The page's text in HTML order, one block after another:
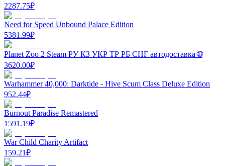
2287.75₽
Need for Speed Unbound Palace Edition
5381.99₽
Planet Zoo 2 Steam РУ КЗ УКР ТР РБ СНГ автодоставка 🌐
3620.00₽
Warhammer 40,000: Darktide - Hive Scum Class Deluxe Edition
952.44₽
Burnout Paradise Remastered
1591.19₽
War Child Charity Artifact
159.21₽